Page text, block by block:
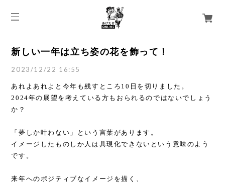
新しい一年は立ち姿の花を飾って！
2023/12/22 16:55
あれよあれよと今年も残すところ10日を切りました。
2024年の展望を考えている方もおられるのではないでしょう
か？
「夢しか叶わない」という言葉があります。
イメージしたものしか人は具現化できないという意味のよう
です。
来年へのポジティブなイメージを描く、